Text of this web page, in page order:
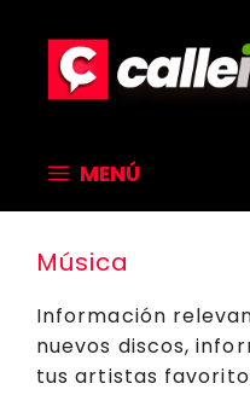
contenido
MENÚ
Música
Información
nuevos discos,
tus artistas